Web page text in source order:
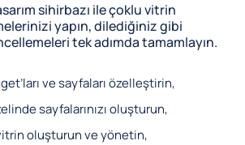
sihirbazı ile çoklu vitrin
yapın, dilediğiniz gibi
tek adımda tamamlayın.
ve sayfaları özelleştirin,
sayfalarınızı oluşturun,
oluşturun ve yönetin,